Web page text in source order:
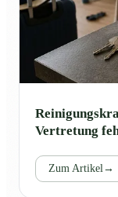
Vertretung
Zum Artikel →